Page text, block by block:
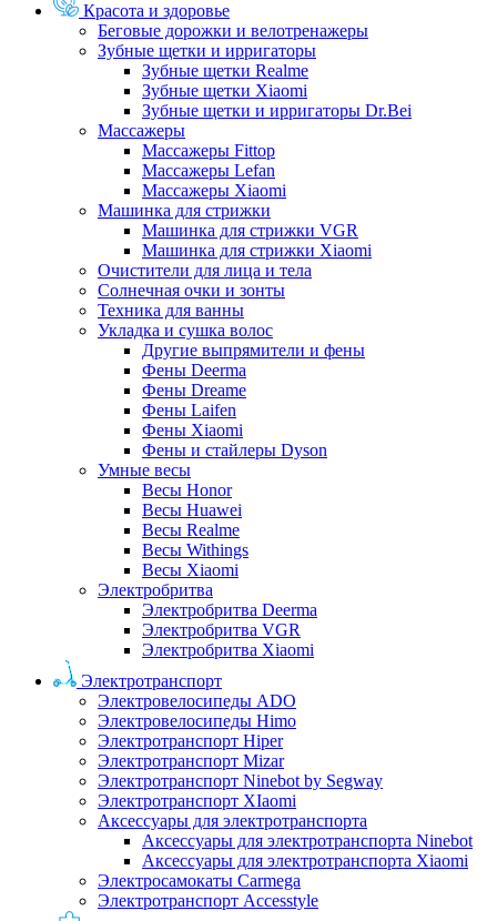
Красота и здоровье
Беговые дорожки и велотренажеры
Зубные щетки и ирригаторы
Зубные щетки Realme
Зубные щетки Xiaomi
Зубные щетки и ирригаторы Dr.Bei
Массажеры
Массажеры Fittop
Массажеры Lefan
Массажеры Xiaomi
Машинка для стрижки
Машинка для стрижки VGR
Машинка для стрижки Xiaomi
Очистители для лица и тела
Солнечная очки и зонты
Техника для ванны
Укладка и сушка волос
Другие выпрямители и фены
Фены Deerma
Фены Dreame
Фены Laifen
Фены Xiaomi
Фены и стайлеры Dyson
Умные весы
Весы Honor
Весы Huawei
Весы Realme
Весы Withings
Весы Xiaomi
Электробритва
Электробритва Deerma
Электробритва VGR
Электробритва Xiaomi
Электротранспорт
Электровелосипеды ADO
Электровелосипеды Himo
Электротранспорт Hiper
Электротранспорт Mizar
Электротранспорт Ninebot by Segway
Электротранспорт XIaomi
Аксессуары для электротранспорта
Аксессуары для электротранспорта Ninebot
Аксессуары для электротранспорта Xiaomi
Электросамокаты Carmega
Электротранспорт Accesstyle